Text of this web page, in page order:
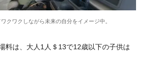
クワクしながら未来の自分をイメージ中。
料は、大人1人＄13で12歳以下の子供は